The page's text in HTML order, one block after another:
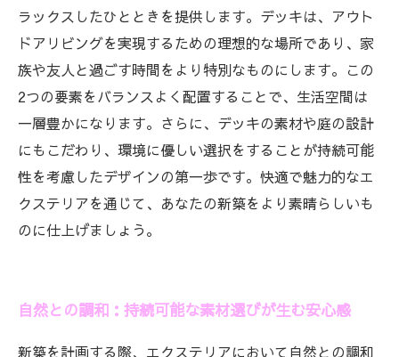
ラックスしたひとときを提供します。デッキは、アウト
ドアリビングを実現するための理想的な場所であり、家
族や友人と過ごす時間をより特別なものにします。この
2つの要素をバランスよく配置することで、生活空間は
一層豊かになります。さらに、デッキの素材や庭の設計
にもこだわり、環境に優しい選択をすることが持続可能
性を考慮したデザインの第一歩です。快適で魅力的なエ
クステリアを通じて、あなたの新築をより素晴らしいも
のに仕上げましょう。
自然との調和：持続可能な素材選びが生む安心感
新築を計画する際、エクステリアにおいて自然との調和